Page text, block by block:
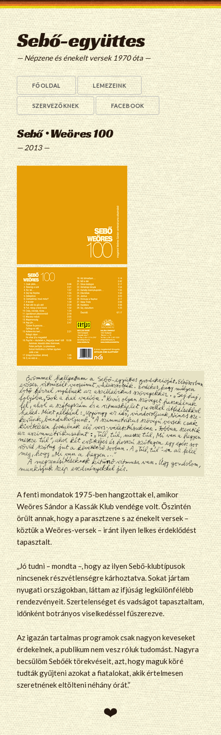
Sebő-együttes
— Népzene és énekelt versek 1970 óta —
FŐOLDAL LEMEZEINK
SZERVEZŐKNEK FACEBOOK
Sebő • Weöres 100
— 2013 —
A fenti mondatok 1975-ben hangzottak el, amikor
Weöres Sándor a Kassák Klub vendége volt. Őszintén
örült annak, hogy a parasztzene s az énekelt versek –
köztük a Weöres-versek – iránt ilyen lelkes érdeklődést
tapasztalt.
„Jó tudni – mondta –, hogy az ilyen Sebő-klubtípusok
nincsenek részvétlenségre kárhoztatva. Sokat jártam
nyugati országokban, láttam az ifjúság legkülönfélébb
rendezvényeit. Szertelenséget és vadságot tapasztaltam,
időnként botrányos viselkedéssel fűszerezve.
Az igazán tartalmas programok csak nagyon keveseket
érdekelnek, a publikum nem vesz róluk tudomást. Nagyra
becsülöm Sebőék törekvéseit, azt, hogy maguk köré
tudták gyűjteni azokat a fiatalokat, akik értelmesen
szeretnének eltölteni néhány órát.”